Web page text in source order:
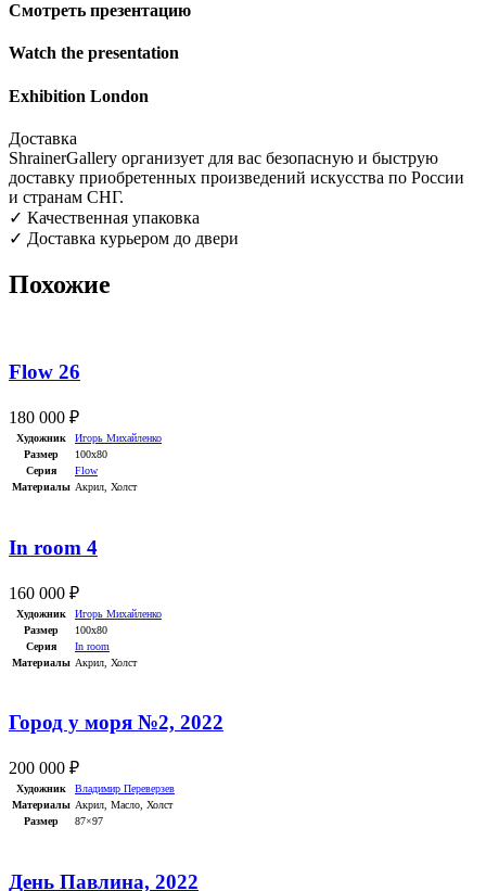
Смотреть презентацию
Watch the presentation
Exhibition London
Доставка
ShrainerGallery организует для вас безопасную и быструю
доставку приобретенных произведений искусства по России
и странам СНГ.
✓ Качественная упаковка
✓ Доставка курьером до двери
Похожие
Flow 26
180 000 ₽
Художник
Игорь Михайленко
Размер
100х80
Серия
Flow
Материалы Акрил Холст
In room 4
160 000 ₽
Художник
Игорь Михайленко
Размер
100х80
Серия
In room
Материалы Акрил Холст
Город у моря №2, 2022
200 000 ₽
Художник
Владимир Переверзев
Материалы Акрил Масло Холст
Размер
87×97
День Павлина, 2022